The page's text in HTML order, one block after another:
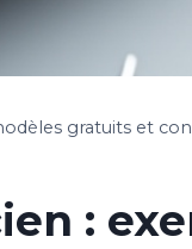
gratuits et
: